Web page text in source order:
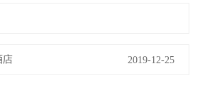
店 2019-12-25